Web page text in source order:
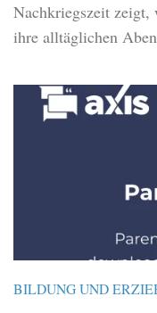
Nachkriegszeit zeigt,
ihre alltäglichen
BILDUNG UND